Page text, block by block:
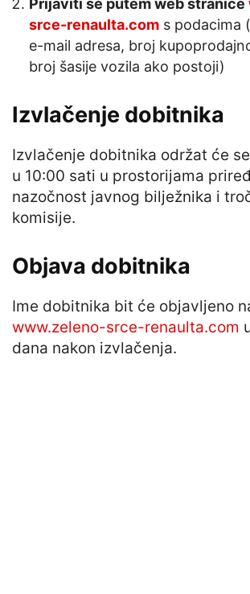
Prijaviti se putem web stranice
srce-renaulta.com s podacima
e-mail adresa, broj
broj šasije vozila ako postoji)
Izvlačenje dobitnika
Izvlačenje dobitnika održat će se
u 10:00 sati u prostorijama
nazočnost javnog bilježnika i
komisije.
Objava dobitnika
Ime dobitnika bit će objavljeno
www.zeleno-srce-renaulta.com
dana nakon izvlačenja.